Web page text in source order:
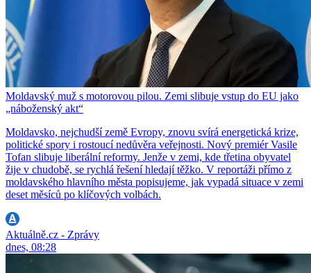
Moldavský muž s motorovou pilou. Zemi slibuje vstup do EU jako
„náboženský akt“
Moldavsko, nejchudší země Evropy, znovu svírá energetická krize,
politické spory i rostoucí nedůvěra veřejnosti. Nový premiér Vasile
Tofan slibuje liberální reformy. Jenže v zemi, kde třetina obyvatel
žije v chudobě, se rychlá řešení hledají těžko. V reportáži přímo z
moldavského hlavního města popisujeme, jak vypadá situace v zemi
deset měsíců po klíčových volbách.
Aktuálně.cz - Zprávy
dnes, 08:28